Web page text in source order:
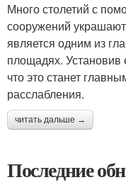
Много столетий с
сооружений
является одним из
площадях. Установив
что это станет
расслабления.
читать дальше →
Последние